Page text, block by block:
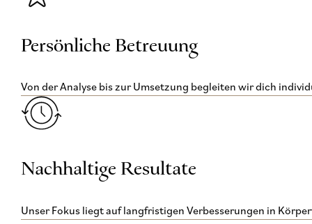
Persönliche Betreuung
Von der Analyse bis zur Umsetzung begleiten wir dich
Nachhaltige Resultate
Unser Fokus liegt auf langfristigen Verbesserungen in